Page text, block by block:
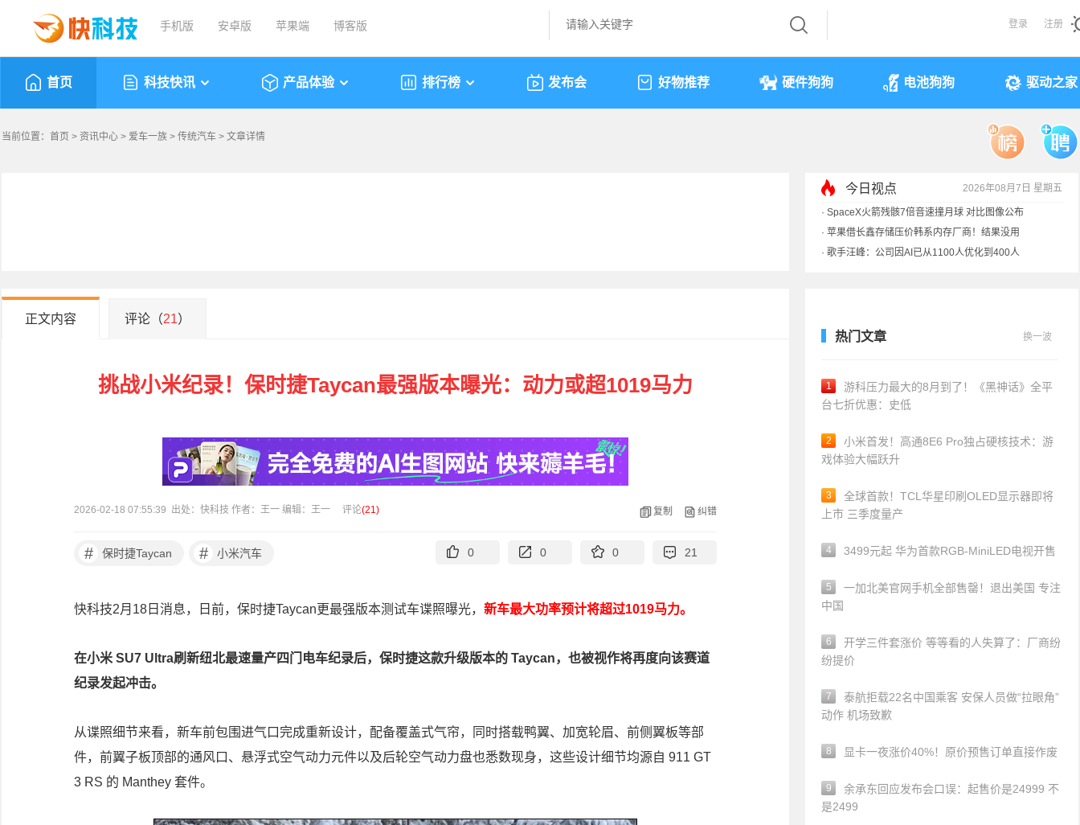
手机版 安卓版 苹果端 博客版 登录 注册
首页 科技快讯 产品体验 排行榜 发布会 好物推荐 硬件狗狗 电池狗狗 驱动之家
当前位置： 首页 > 资讯中心 > 爱车一族 > 传统汽车 > 文章详情
今日视点 2026年08月7日 星期五
SpaceX火箭残骸7倍音速撞月球 对比图像公布
·苹果借长鑫存储压价韩系内存厂商！结果没用
· 歌手汪峰：公司因AI已从1100人优化到400人
索尼旗舰电视上市：115寸、149999元
正文内容 评论（21）
挑战小米纪录！保时捷Taycan最强版本曝光：动力或超1019马力
2026-02-18 07:55:39 出处：快科技 作者：王一 编辑：王一 评论(21) 复制 纠错
# 保时捷Taycan # 小米汽车 0 0 0 21
快科技2月18日消息，日前，保时捷Taycan更最强版本测试车谍照曝光， 新车最大功率预计将超过1019马力。
在小米 SU7 Ultra刷新纽北最速量产四门电车纪录后，保时捷这款升级版本的 Taycan，也被视作将再度向该赛道
纪录发起冲击。
从谍照细节来看，新车前包围进气口完成重新设计，配备覆盖式气帘，同时搭载鸭翼、加宽轮眉、前侧翼板等部
件，前翼子板顶部的通风口、悬浮式空气动力元件以及后轮空气动力盘也悉数现身，这些设计细节均源自 911 GT
3 RS 的 Manthey 套件。
热门文章 换一波
1
游科压力最大的8月到了！《黑神话》全平
台七折优惠：史低
2
小米首发！高通8E6 Pro独占硬核技术：游
戏体验大幅跃升
3
全球首款！TCL华星印刷OLED显示器即将
上市 三季度量产
4 3499元起 华为首款RGB-MiniLED电视开售
5
一加北美官网手机全部售罄！退出美国 专注
中国
6
开学三件套涨价 等等看的人失算了：厂商纷
纷提价
7
泰航拒载22名中国乘客 安保人员做“拉眼角”
动作 机场致歉
8 显卡一夜涨价40%！原价预售订单直接作废
9
余承东回应发布会口误：起售价是24999 不
是2499